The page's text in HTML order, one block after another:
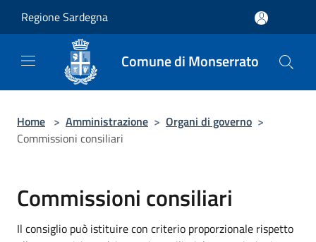
Regione Sardegna
Comune di Monserrato
Home > Amministrazione > Organi di governo >
Commissioni consiliari
Commissioni consiliari
Il consiglio può istituire con criterio proporzionale rispetto